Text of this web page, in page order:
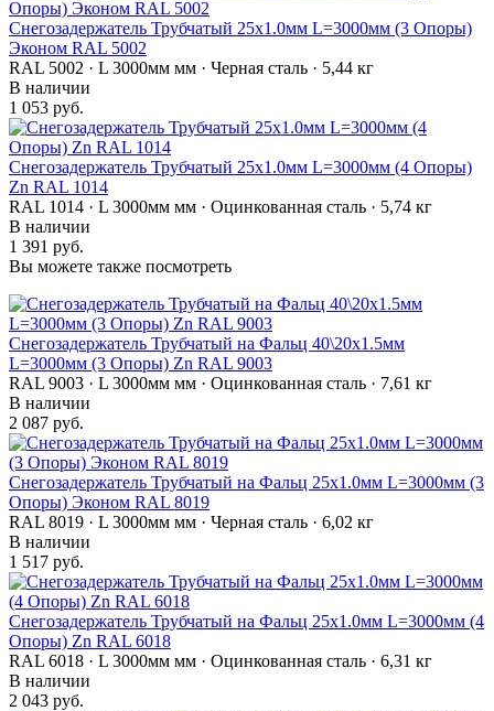
Снегозадержатель Трубчатый 25х1.0мм L=3000мм (3 Опоры)
Эконом RAL 5002
RAL 5002 · L 3000мм мм · Черная сталь · 5,44 кг
В наличии
1 053 руб.
Снегозадержатель Трубчатый 25х1.0мм L=3000мм (4 Опоры)
Zn RAL 1014
RAL 1014 · L 3000мм мм · Оцинкованная сталь · 5,74 кг
В наличии
1 391 руб.
Вы можете также посмотреть
Снегозадержатель Трубчатый на Фальц 40\20х1.5мм
L=3000мм (3 Опоры) Zn RAL 9003
RAL 9003 · L 3000мм мм · Оцинкованная сталь · 7,61 кг
В наличии
2 087 руб.
Снегозадержатель Трубчатый на Фальц 25х1.0мм L=3000мм (3
Опоры) Эконом RAL 8019
RAL 8019 · L 3000мм мм · Черная сталь · 6,02 кг
В наличии
1 517 руб.
Снегозадержатель Трубчатый на Фальц 25х1.0мм L=3000мм (4
Опоры) Zn RAL 6018
RAL 6018 · L 3000мм мм · Оцинкованная сталь · 6,31 кг
В наличии
2 043 руб.